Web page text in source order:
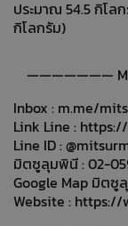
ประมาณ 54.5 กิโล
กิโลกรัม)
———————
Inbox : m.me/
Link Line :
Line ID :
มิตซูลุมพินี : 02-
Google Map มิตซู
Website : https://